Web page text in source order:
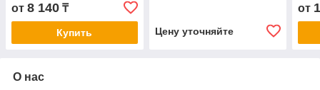
от 8 140 ₸
Купить
Цену уточняйте
от
О нас